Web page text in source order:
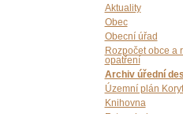
Aktuality
Obec
Obecní úřad
Rozpočet obce a
opatření
Archiv úřední
Územní plán
Knihovna